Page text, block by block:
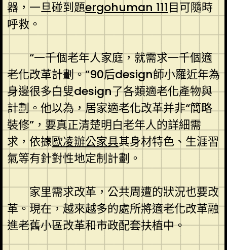
器，一旦碰到題ergohuman 111目可隨時
呼救。
“一千個老年人家庭，就需求一千個適
老化改革計劃。”90后design師小羅近年為
身邊很多白叟design了各類適老化產物與
計劃。他以為，居家適老化改革并非“簡略
裝修”，要真正清楚明白老年人的詳細需
求，依據歐凌辦公家具其身材特色、生涯習
氣等有針對性地定制計劃。
家里需求改革，公共周遭的狀況也要改
革。現在，越來越多的處所將適老化改革融
進老舊小區改革和市政配套扶植中。